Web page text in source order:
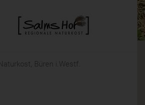
Büren i.Westf.